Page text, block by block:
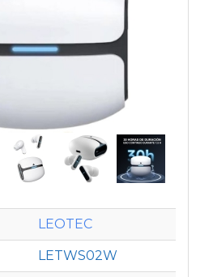
LEOTEC
LETWS02W